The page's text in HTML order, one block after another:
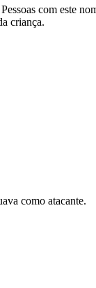
com este
criança.
como atacante.